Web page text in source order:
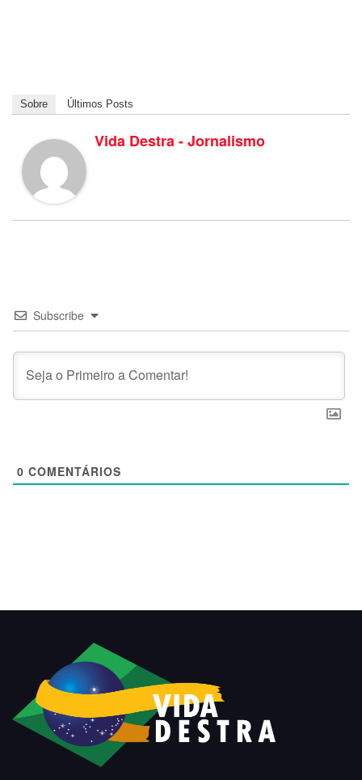
Sobre Últimos Posts
Vida Destra - Jornalismo
Subscribe
0 COMENTÁRIOS